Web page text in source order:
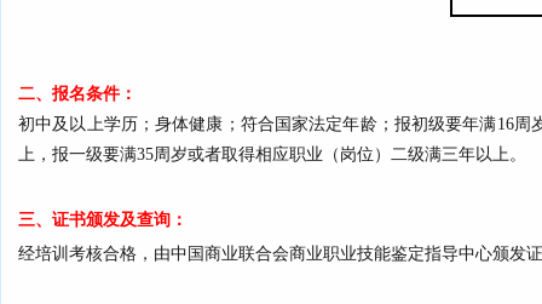
二、报名条件：
初中及以上学历；身体健康；符合国家法定年龄；报初级要年满16
上，报一级要满35周岁或者取得相应职业（岗位）二级满三年以上。
三、证书颁发及查询：
经培训考核合格，由中国商业联合会商业职业技能鉴定指导中心颁发